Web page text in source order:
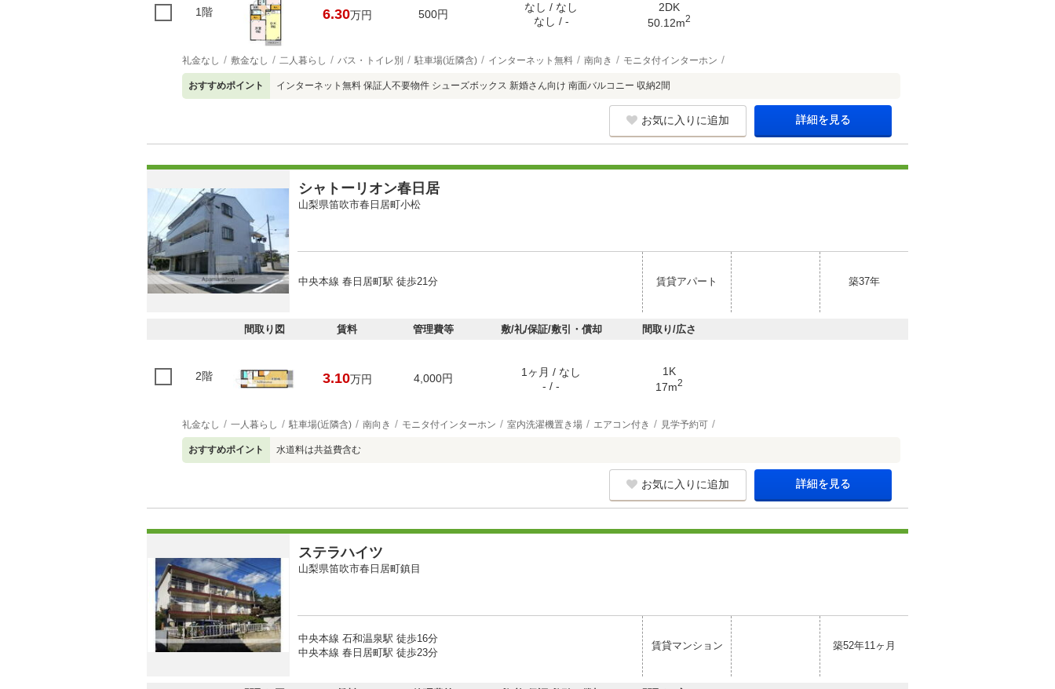
1階 6.30万円 500円
なし / なし
なし / -
2DK
50.12m2
礼金なし 敷金なし 二人暮らし バス・トイレ別 駐車場(近隣含) インターネット無料 南向き モニタ付インターホン
おすすめポイント インターネット無料 保証人不要物件 シューズボックス 新婚さん向け 南面バルコニー 収納2間
お気に入りに追加 詳細を見る
シャトーリオン春日居
山梨県笛吹市春日居町小松
中央本線 春日居町駅 徒歩21分 賃貸アパート 築37年
間取り図 賃料 管理費等 敷/礼/保証/敷引・償却 間取り/広さ
2階 3.10万円 4,000円
1ヶ月 / なし
- / -
1K
17m2
礼金なし 一人暮らし 駐車場(近隣含) 南向き モニタ付インターホン 室内洗濯機置き場 エアコン付き 見学予約可
おすすめポイント 水道料は共益費含む
お気に入りに追加 詳細を見る
ステラハイツ
山梨県笛吹市春日居町鎮目
中央本線 石和温泉駅 徒歩16分
中央本線 春日居町駅 徒歩23分
賃貸マンション 築52年11ヶ月